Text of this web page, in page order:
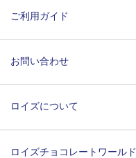
ご利用ガイド
お問い合わせ
ロイズについて
ロイズチョコレートワールド